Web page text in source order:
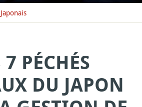
7 PÉCHÉS
DU JAPON